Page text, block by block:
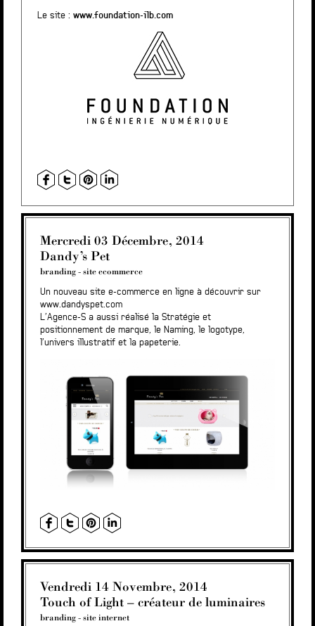
Le site : www.foundation-ilb.com
Mercredi 03 Décembre, 2014
Dandy’s Pet
branding - site ecommerce
Un nouveau site e-commerce en ligne à découvrir sur
www.dandyspet.com
L’Agence-S a aussi réalisé la Stratégie et
positionnement de marque, le Naming, le logotype,
l’univers illustratif et la papeterie.
Vendredi 14 Novembre, 2014
Touch of Light – créateur de luminaires
branding - site internet